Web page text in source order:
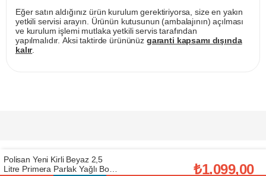
Eğer satın aldığınız ürün kurulum gerektiriyorsa, size en yakın
yetkili servisi arayın. Ürünün kutusunun (ambalajının) açılması
ve kurulum işlemi mutlaka yetkili servis tarafından
yapılmalıdır. Aksi taktirde ürününüz garanti kapsamı dışında
kalır.
Prijavite se za naše E-mail novosti
Polisan Yeni Kirli Beyaz 2,5
Litre Primera Parlak Yağlı Boya
₺1.099,00